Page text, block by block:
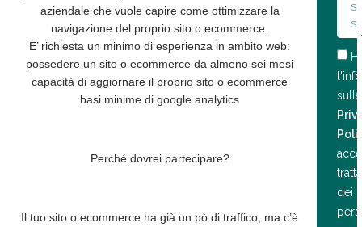
aziendaleche vuole capire come ottimizzare la
navigazione del proprio sito o ecommerce.
E’ richiesta un minimo di esperienza in ambito web:
possedere un sito o ecommerce da almeno sei mesi
capacità di aggiornare il proprio sito o ecommerce
basi minime di google analytics
Perché dovrei partecipare?
Il tuo sito o ecommerce ha già un pò di traffico, ma c’è
sulla
dei